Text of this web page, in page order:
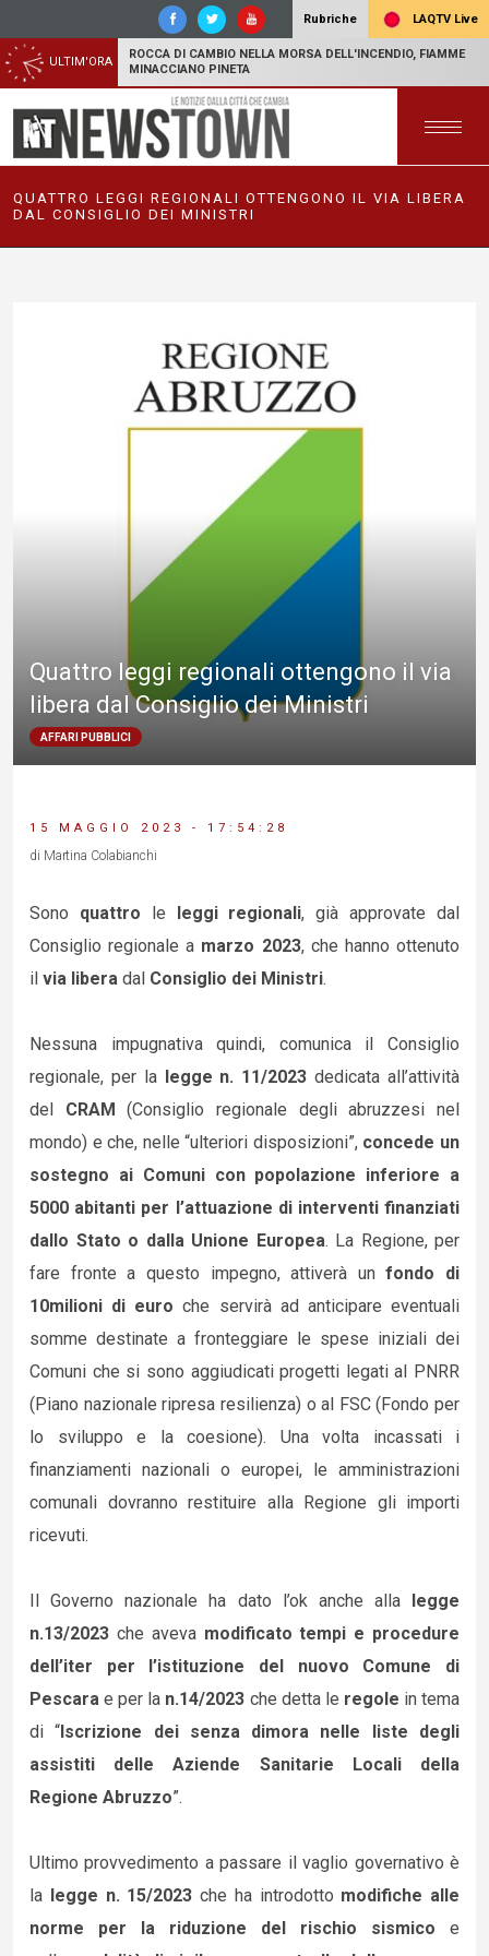
Rubriche LAQTV Live
ULTIM'ORA
ROCCA DI CAMBIO NELLA MORSA DELL'INCENDIO, FIAMME
MINACCIANO PINETA
QUATTRO LEGGI REGIONALI OTTENGONO IL VIA LIBERA
DAL CONSIGLIO DEI MINISTRI
Quattro leggi regionali ottengono il via
libera dal Consiglio dei Ministri
AFFARI PUBBLICI
15 MAGGIO 2023 - 17:54:28
di Martina Colabianchi
Sono quattro le leggi regionali, già approvate dal
Consiglio regionale a marzo 2023, che hanno ottenuto
il via libera dal Consiglio dei Ministri.
Nessuna impugnativa quindi, comunica il Consiglio
regionale, per lalegge n. 11/2023 dedicata all’attività
del CRAM (Consiglio regionale degli abruzzesi nel
mondo) e che, nelle “ulteriori disposizioni”, concede un
sostegno ai Comuni con popolazione inferiore a
5000 abitanti per l’attuazione di interventi finanziati
dallo Stato o dalla Unione Europea. La Regione, per
fare fronte a questo impegno, attiverà unfondo di
10milioni di euro che servirà ad anticipare eventuali
somme destinate a fronteggiare le spese iniziali dei
Comuni che si sono aggiudicati progetti legati al PNRR
(Piano nazionale ripresa resilienza) o al FSC (Fondo per
lo sviluppo e la coesione). Una volta incassati i
finanziamenti nazionali o europei, le amministrazioni
comunali dovranno restituire alla Regione gli importi
ricevuti.
Il Governo nazionale ha dato l’ok anche allalegge
n.13/2023 che aveva modificato tempi e procedure
dell’iter per l’istituzione del nuovo Comune di
Pescara e per la n.14/2023 che detta le regole in tema
di “Iscrizione dei senza dimora nelle liste degli
assistiti delle Aziende Sanitarie Locali della
Regione Abruzzo”.
Ultimo provvedimento a passare il vaglio governativo è
la legge n. 15/2023 che ha introdotto modifiche alle
norme per la riduzione del rischio sismico e